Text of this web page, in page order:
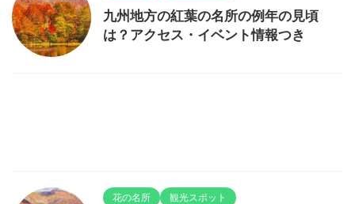
九州地方の紅葉の名所の例年の見頃
は？アクセス・イベント情報つき
花の名所 観光スポット